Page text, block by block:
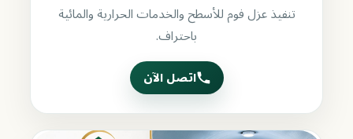
تنفيذ عزل فوم للأسطح والخدمات الحرارية والمائية
باحتراف.
اتصل الآن